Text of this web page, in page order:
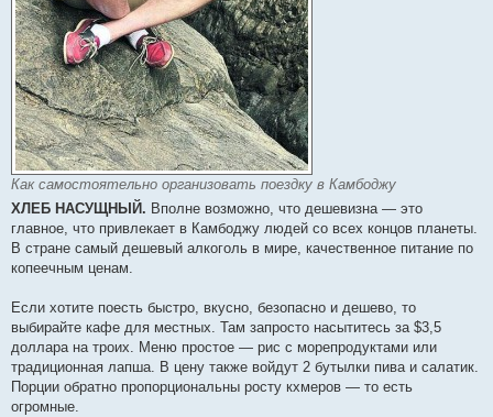
Как самостоятельно организовать поездку в Камбоджу
ХЛЕБ НАСУЩНЫЙ. Вполне возможно, что дешевизна — это
главное, что привлекает в Камбоджу людей со всех концов планеты.
В стране самый дешевый алкоголь в мире, качественное питание по
копеечным ценам.
Если хотите поесть быстро, вкусно, безопасно и дешево, то
выбирайте кафе для местных. Там запросто насытитесь за $3,5
доллара на троих. Меню простое — рис с морепродуктами или
традиционная лапша. В цену также войдут 2 бутылки пива и салатик.
Порции обратно пропорциональны росту кхмеров — то есть
огромные.